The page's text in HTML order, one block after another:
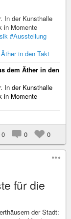
In der Kunsthalle
in Momente
#Ausstellung
in den Takt
dem Äther in den
In der Kunsthalle
in Momente
0 0 0
für die
der Stadt: